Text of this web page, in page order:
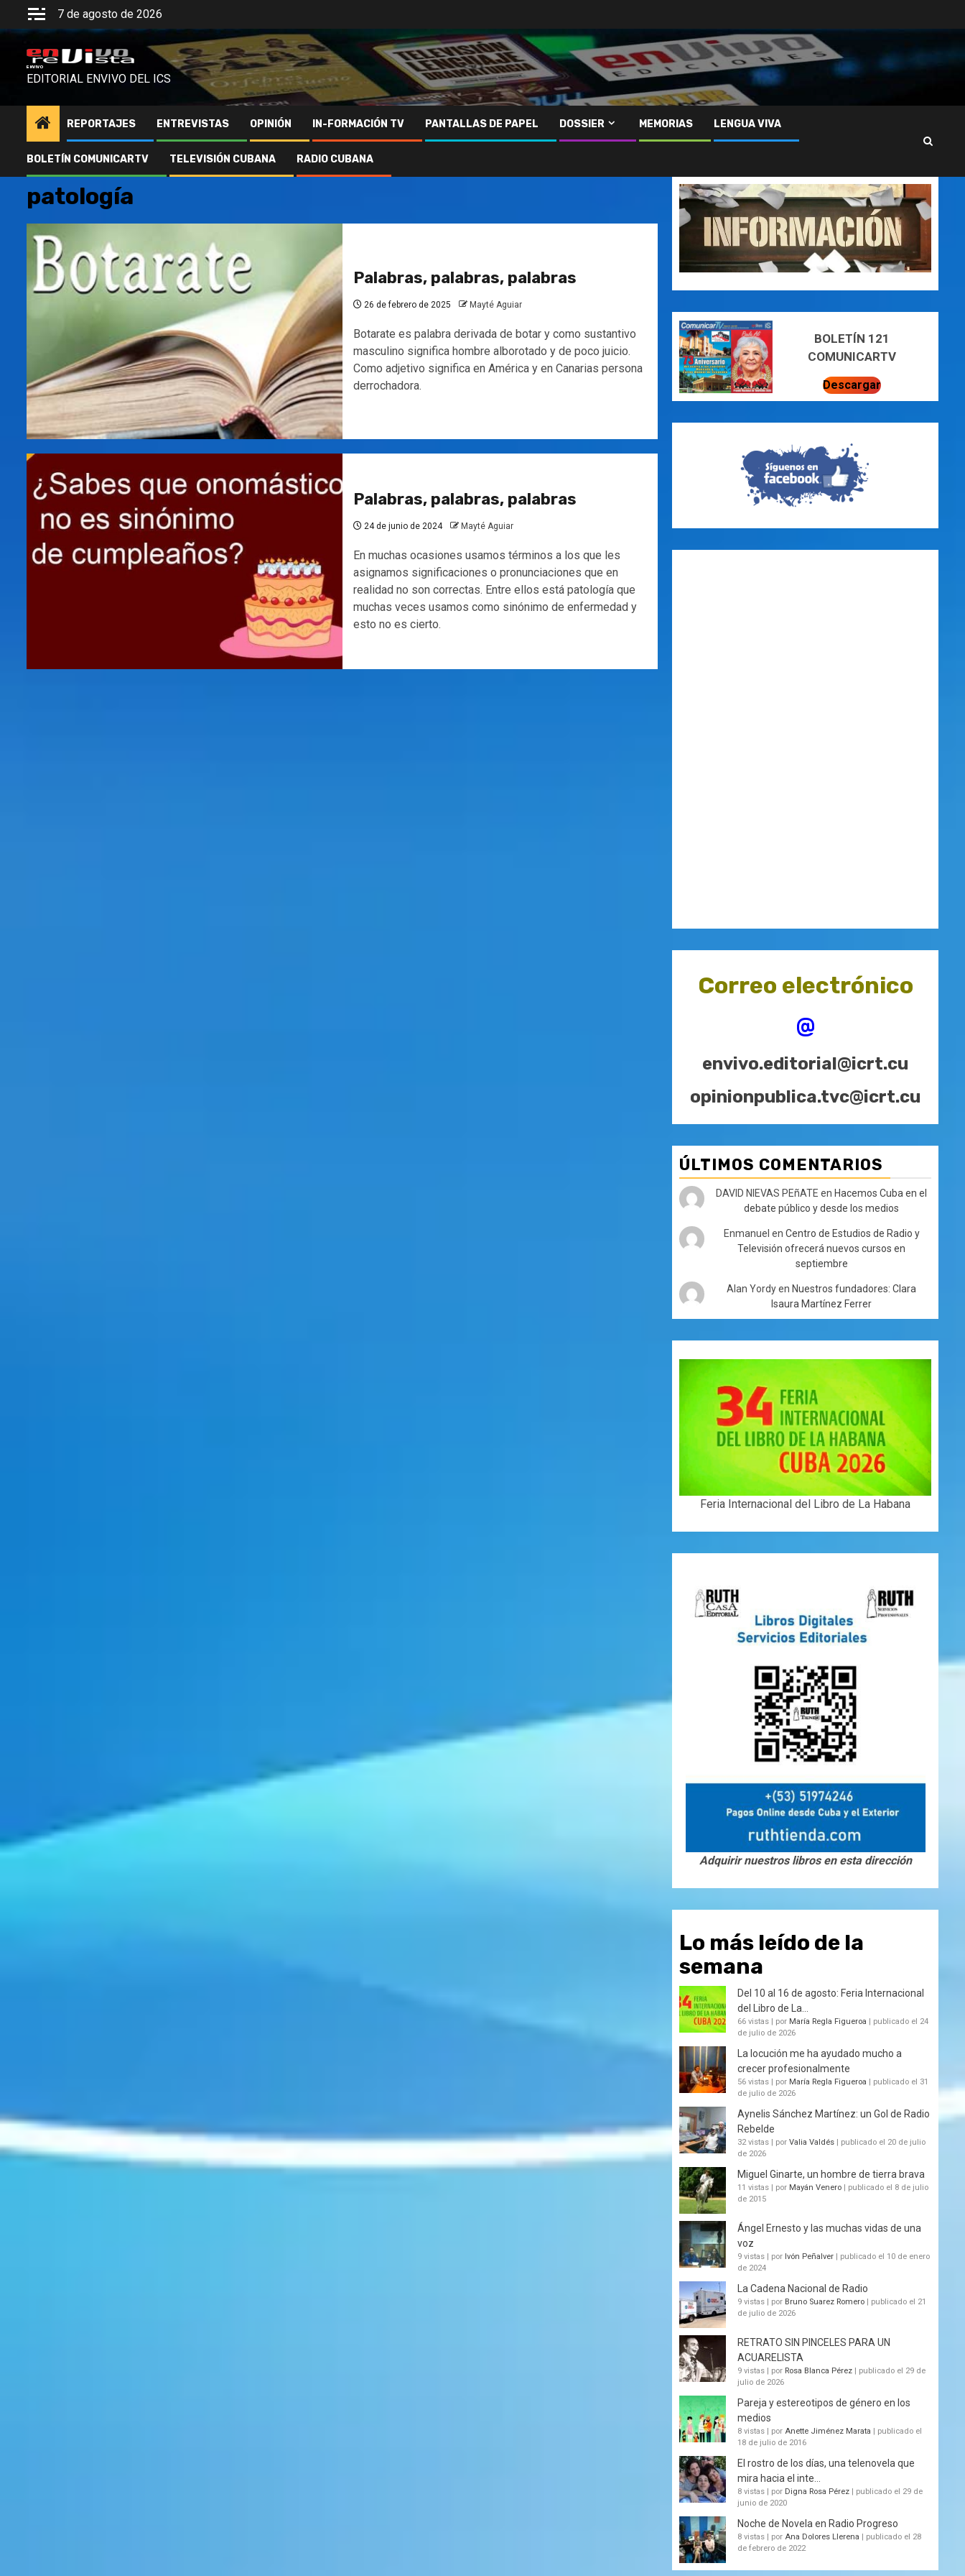
7 de agosto de 2026
ENVIVO
EDITORIAL ENVIVO DEL ICS
REPORTAJES ENTREVISTAS OPINIÓN IN-FORMACIÓN TV PANTALLAS DE PAPEL DOSSIER MEMORIAS LENGUA VIVA
BOLETÍN COMUNICARTV TELEVISIÓN CUBANA RADIO CUBANA
patología
Palabras, palabras, palabras
26 de febrero de 2025 Mayté Aguiar
Botarate es palabra derivada de botar y como sustantivo
masculino significa hombre alborotado y de poco juicio.
Como adjetivo significa en América y en Canarias persona
derrochadora.
Palabras, palabras, palabras
24 de junio de 2024 Mayté Aguiar
En muchas ocasiones usamos términos a los que les
asignamos significaciones o pronunciaciones que en
realidad no son correctas. Entre ellos está patología que
muchas veces usamos como sinónimo de enfermedad y
esto no es cierto.
BOLETÍN 121
COMUNICARTV
Descargar
Correo electrónico
@
envivo.editorial@icrt.cu
opinionpublica.tvc@icrt.cu
ÚLTIMOS COMENTARIOS
DAVID NIEVAS PEñATE en Hacemos Cuba en el
debate público y desde los medios
Enmanuel en Centro de Estudios de Radio y
Televisión ofrecerá nuevos cursos en
septiembre
Alan Yordyen Nuestros fundadores: Clara
Isaura Martínez Ferrer
Feria Internacional del Libro de La Habana
Adquirir nuestros libros en esta dirección
Lo más leído de la
semana
Del 10 al 16 de agosto: Feria Internacional
del Libro de La...
66 vistas | por María Regla Figueroa | publicado el 24
de julio de 2026
La locución me ha ayudado mucho a
crecer profesionalmente
56 vistas | por María Regla Figueroa | publicado el 31
de julio de 2026
Aynelis Sánchez Martínez: un Gol de Radio
Rebelde
32 vistas | por Valia Valdés | publicado el 20 de julio
de 2026
Miguel Ginarte, un hombre de tierra brava
11 vistas | por Mayán Venero | publicado el 8 de julio
de 2015
Ángel Ernesto y las muchas vidas de una
voz
9 vistas | por Ivón Peñalver | publicado el 10 de enero
de 2024
La Cadena Nacional de Radio
9 vistas | por Bruno Suarez Romero | publicado el 21
de julio de 2026
RETRATO SIN PINCELES PARA UN
ACUARELISTA
9 vistas | por Rosa Blanca Pérez | publicado el 29 de
julio de 2026
Pareja y estereotipos de género en los
medios
8 vistas | por Anette Jiménez Marata | publicado el
18 de julio de 2016
El rostro de los días, una telenovela que
mira hacia el inte...
8 vistas | por Digna Rosa Pérez | publicado el 29 de
junio de 2020
Noche de Novela en Radio Progreso
8 vistas | por Ana Dolores Llerena | publicado el 28
de febrero de 2022